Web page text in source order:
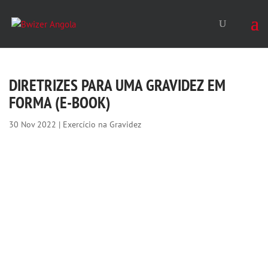
DIRETRIZES PARA UMA GRAVIDEZ EM
FORMA (E-BOOK)
30 Nov 2022 | Exercício na Gravidez